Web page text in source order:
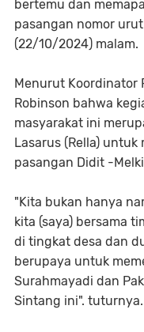
bertemu dan
pasangan nomor
(22/10/2024) malam.
Menurut Koordinator
Robinson bahwa
masyarakat ini
Lasarus (Rella)
pasangan Didit -
"Kita bukan hanya
kita (saya) bersama
di tingkat desa dan
berupaya untuk
Surahmayadi dan
Sintang ini". tuturnya.